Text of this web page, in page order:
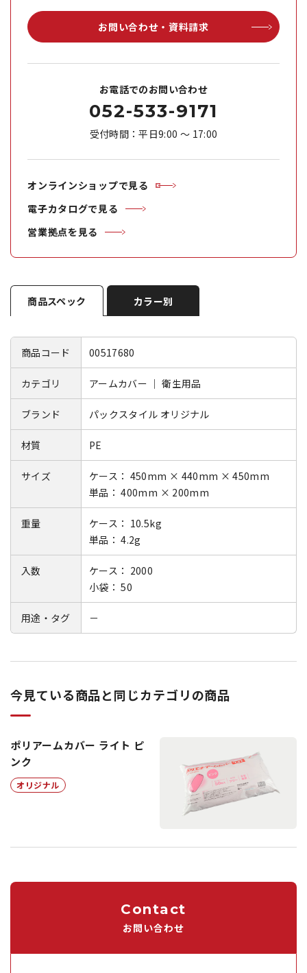
お問い合わせ・資料請求
お電話でのお問い合わせ
052-533-9171
受付時間：平日9:00 ～ 17:00
オンラインショップで見る
電子カタログで見る
営業拠点を見る
商品スペック カラー別
商品コード 00517680
カテゴリ アームカバー ｜ 衛生用品
ブランド パックスタイル オリジナル
材質 PE
サイズ
ケース： 450mm × 440mm × 450mm
単品： 400mm × 200mm
重量
ケース： 10.5kg
単品： 4.2g
入数
ケース： 2000
小袋： 50
用途・タグ －
今見ている商品と同じカテゴリの商品
ポリアームカバー ライト ピ
ンク
オリジナル
Contact
お問い合わせ